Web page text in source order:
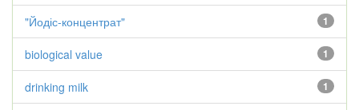
1
"Йодіс-концентрат"
1
biological value
1
drinking milk